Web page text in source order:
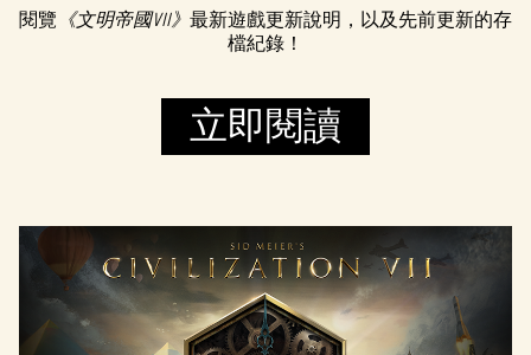
閱覽 《文明帝國VII》 最新遊戲更新說明，以及先前更新的存
檔紀錄！
立即閱讀